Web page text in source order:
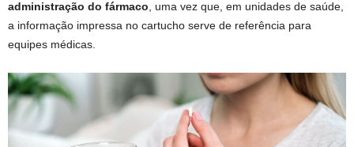
administração do fármaco , uma vez que, em unidades de saúde,
a informação impressa no cartucho serve de referência para
equipes médicas.